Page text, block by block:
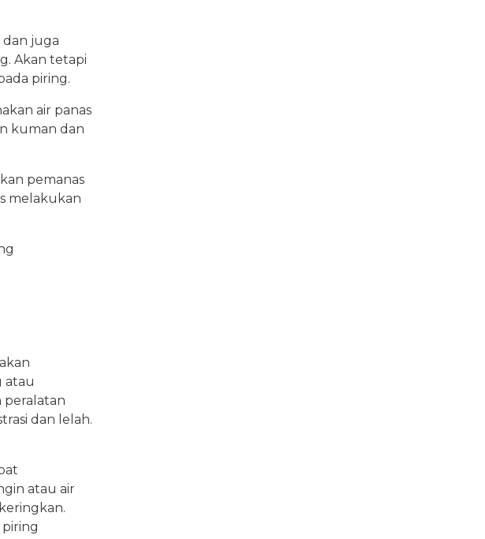
juga
Akan tetapi
piring.
air panas
kuman dan
pemanas
melakukan
atau
peralatan
dan lelah.
atau air